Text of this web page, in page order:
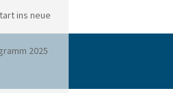
ins neue
2025